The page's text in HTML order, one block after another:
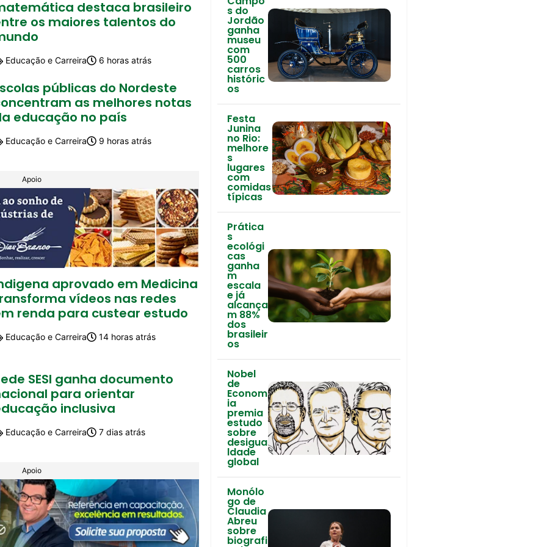
destaca brasileiro
os maiores talentos do
Educação e Carreira 6 horas atrás
públicas do Nordeste
as melhores notas
educação no país
Educação e Carreira 9 horas atrás
Apoio
aprovado em Medicina
vídeos nas redes
renda para custear estudo
Educação e Carreira 14 horas atrás
SESI ganha documento
para orientar
inclusiva
Educação e Carreira 7 dias atrás
Apoio
s do
Jordão
ganha
museu
com
500
carros
históric
os
Festa
Junina
no Rio:
melhore
s
lugares
com
comidas
típicas
Prática
s
ecológi
cas
ganha
m
escala
e já
alcança
m 88%
dos
brasileir
os
Nobel
de
Econom
ia
premia
estudo
sobre
desigua
ldade
global
Monólo
go de
Claudia
Abreu
sobre
biografi